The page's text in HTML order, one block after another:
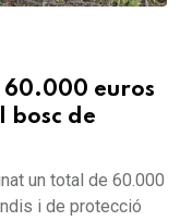
60.000 euros
bosc de
un total de 60.000
i de protecció